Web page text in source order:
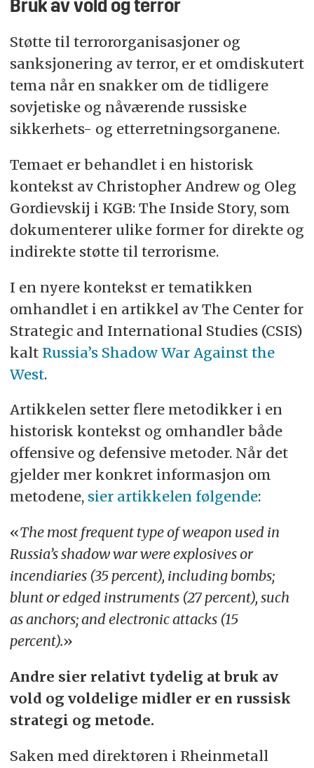
Bruk av vold og terror
Støtte til terrororganisasjoner og
sanksjonering av terror, er et omdiskutert
tema når en snakker om de tidligere
sovjetiske og nåværende russiske
sikkerhets- og etterretningsorganene.
Temaet er behandlet i en historisk
kontekst av Christopher Andrew og Oleg
Gordievskij i KGB: The Inside Story, som
dokumenterer ulike former for direkte og
indirekte støtte til terrorisme.
I en nyere kontekst er tematikken
omhandlet i en artikkel av The Center for
Strategic and International Studies (CSIS)
kalt Russia’s Shadow War Against the
West.
Artikkelen setter flere metodikker i en
historisk kontekst og omhandler både
offensive og defensive metoder. Når det
gjelder mer konkret informasjon om
metodene, sier artikkelen følgende:
«The most frequent type of weapon used in
Russia’s shadow war were explosives or
incendiaries (35 percent), including bombs;
blunt or edged instruments (27 percent), such
as anchors; and electronic attacks (15
percent).»
Andre sier relativt tydelig at bruk av
vold og voldelige midler er en russisk
strategi og metode.
Saken med direktøren i Rheinmetall